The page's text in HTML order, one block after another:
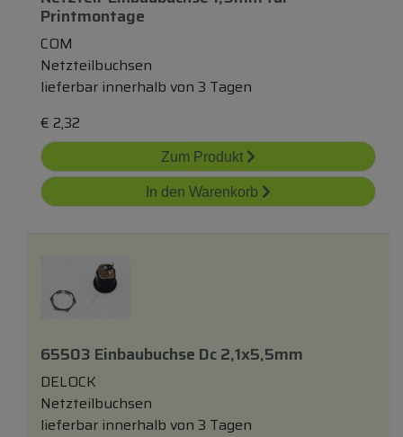
Printmontage
COM
Netzteilbuchsen
lieferbar innerhalb von 3 Tagen
€ 2,32
Zum Produkt
In den Warenkorb
65503 Einbaubuchse Dc 2,1x5,5mm
DELOCK
Netzteilbuchsen
lieferbar innerhalb von 3 Tagen